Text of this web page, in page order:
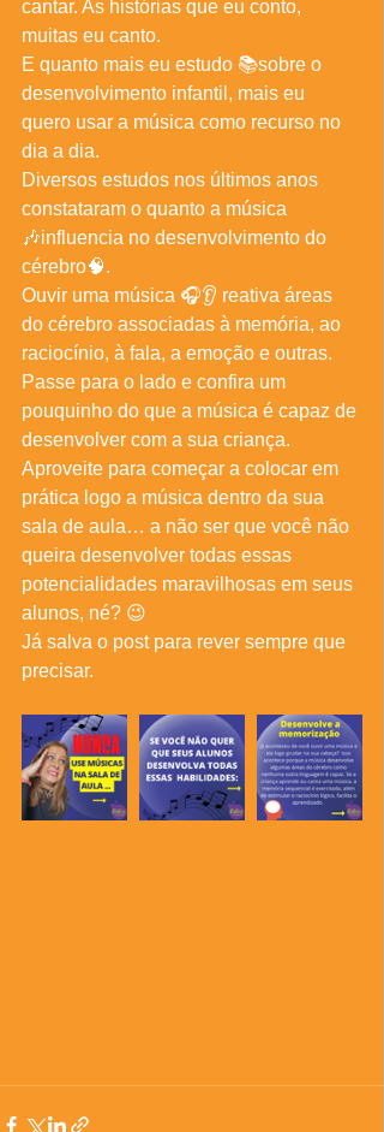
cantar. As histórias que eu conto,
muitas eu canto.
E quanto mais eu estudo 📚sobre o
desenvolvimento infantil, mais eu
quero usar a música como recurso no
dia a dia.
Diversos estudos nos últimos anos
constataram o quanto a música
🎶influencia no desenvolvimento do
cérebro🧠.
Ouvir uma música 🎧👂 reativa áreas
do cérebro associadas à memória, ao
raciocínio, à fala, a emoção e outras.
Passe para o lado e confira um
pouquinho do que a música é capaz de
desenvolver com a sua criança.
Aproveite para começar a colocar em
prática logo a música dentro da sua
sala de aula… a não ser que você não
queira desenvolver todas essas
potencialidades maravilhosas em seus
alunos, né? 😉
Já salva o post para rever sempre que
precisar.